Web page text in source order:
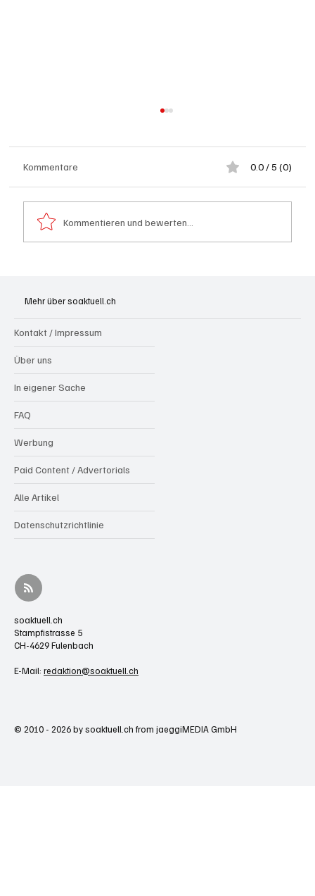
Kommentare 0.0 / 5 (0)
Kommentieren und bewerten...
Mehr über soaktuell.ch
Kontakt / Impressum
Über uns
In eigener Sache
FAQ
Werbung
Paid Content / Advertorials
Alle Artikel
Datenschutzrichtlinie
soaktuell.ch
Stampfistrasse 5
CH-4629 Fulenbach
E-Mail: redaktion@soaktuell.ch
© 2010 - 2026 by soaktuell.ch from jaeggiMEDIA GmbH